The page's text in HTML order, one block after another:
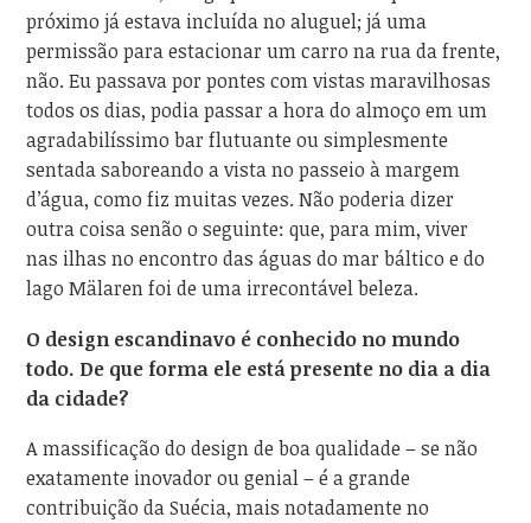
próximo já estava incluída no aluguel; já uma
permissão para estacionar um carro na rua da frente,
não. Eu passava por pontes com vistas maravilhosas
todos os dias, podia passar a hora do almoço em um
agradabilíssimo bar flutuante ou simplesmente
sentada saboreando a vista no passeio à margem
d’água, como fiz muitas vezes. Não poderia dizer
outra coisa senão o seguinte: que, para mim, viver
nas ilhas no encontro das águas do mar báltico e do
lago Mälaren foi de uma irrecontável beleza.
O design escandinavo é conhecido no mundo
todo. De que forma ele está presente no dia a dia
da cidade?
A massificação do design de boa qualidade – se não
exatamente inovador ou genial – é a grande
contribuição da Suécia, mais notadamente no